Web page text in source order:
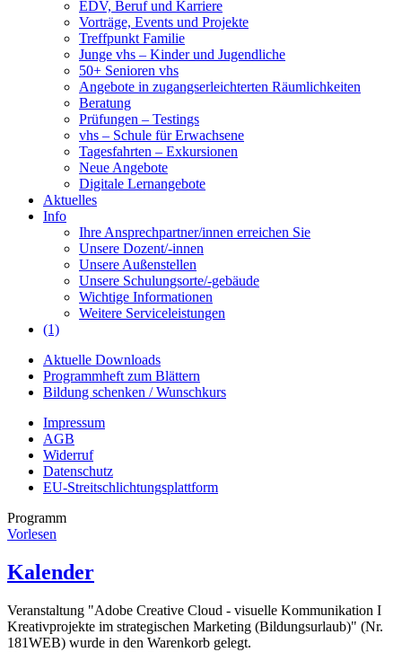
EDV, Beruf und Karriere
Vorträge, Events und Projekte
Treffpunkt Familie
Junge vhs – Kinder und Jugendliche
50+ Senioren vhs
Angebote in zugangserleichterten Räumlichkeiten
Beratung
Prüfungen – Testings
vhs – Schule für Erwachsene
Tagesfahrten – Exkursionen
Neue Angebote
Digitale Lernangebote
Aktuelles
Info
Ihre Ansprechpartner/innen erreichen Sie
Unsere Dozent/-innen
Unsere Außenstellen
Unsere Schulungsorte/-gebäude
Wichtige Informationen
Weitere Serviceleistungen
(1)
Aktuelle Downloads
Programmheft zum Blättern
Bildung schenken / Wunschkurs
Impressum
AGB
Widerruf
Datenschutz
EU-Streitschlichtungsplattform
Programm
Vorlesen
Kalender
Veranstaltung "Adobe Creative Cloud - visuelle Kommunikation I
Kreativprojekte im strategischen Marketing (Bildungsurlaub)" (Nr.
181WEB) wurde in den Warenkorb gelegt.